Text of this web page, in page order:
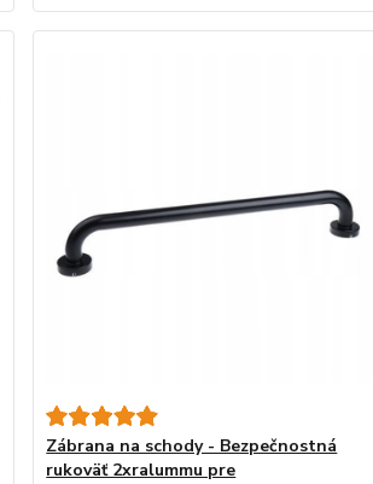
Zábrana na schody - Bezpečnostná
rukoväť 2xralummu pre